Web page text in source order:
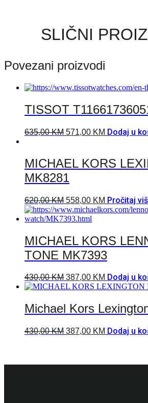
SLIČNI
Povezani proizvodi
TISSOT
635,00KM 571,00 KM Dodaj u
MICHAEL KORS
MK8281
620,00KM 558,00 KM Pročitaj
MICHAEL KORS
TONE MK7393
430,00KM 387,00 KM Dodaj u
Michael Kors
430,00KM 387,00 KM Dodaj u